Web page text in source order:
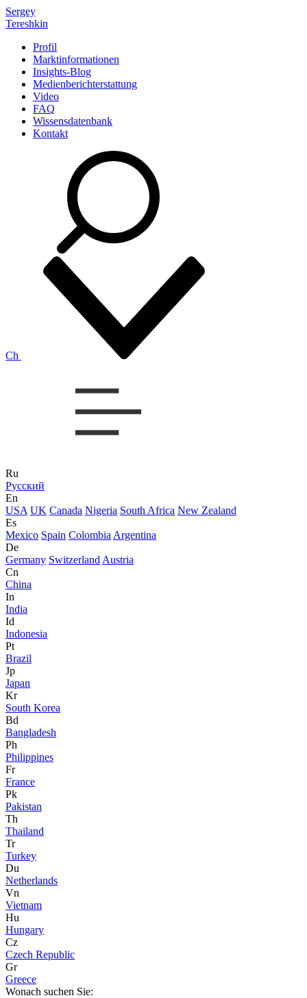
Sergey
Tereshkin
Profil
Marktinformationen
Insights-Blog
Medienberichterstattung
Video
FAQ
Wissensdatenbank
Kontakt
Ch
Ru
Русский
En
USA UK Canada Nigeria South Africa New Zealand
Es
Mexico Spain Colombia Argentina
De
Germany Switzerland Austria
Cn
China
In
India
Id
Indonesia
Pt
Brazil
Jp
Japan
Kr
South Korea
Bd
Bangladesh
Ph
Philippines
Fr
France
Pk
Pakistan
Th
Thailand
Tr
Turkey
Du
Netherlands
Vn
Vietnam
Hu
Hungary
Cz
Czech Republic
Gr
Greece
Wonach suchen Sie: